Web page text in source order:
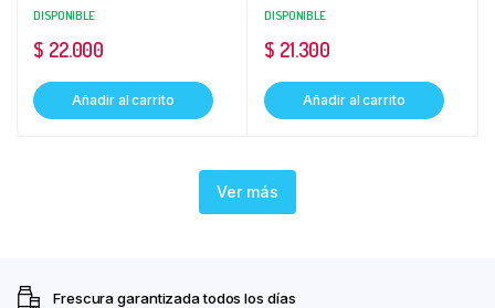
DISPONIBLE
$ 22.000
Añadir al carrito
DISPONIBLE
$ 21.300
Añadir al carrito
Ver más
Frescura garantizada todos los días